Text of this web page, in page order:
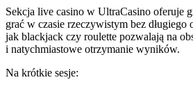
Sekcja live casino w UltraCasino oferuje
grać w czasie rzeczywistym bez
jak blackjack czy roulette pozwalają na
i natychmiastowe otrzymanie wyników.
Na krótkie sesje: